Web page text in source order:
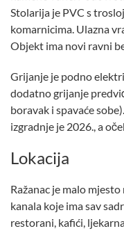
Stolarija je PVC s
komarnicima. Ulazna
Objekt ima novi ravni
Grijanje je podno
dodatno grijanje
boravak i spavaće
izgradnje je 2026., a
Lokacija
Ražanac je malo
kanala koje ima sav
restorani, kafići,